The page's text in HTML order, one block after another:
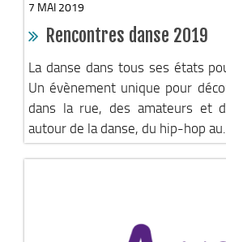
Travaillez en Matheysine
Facturation électronique
Montagne, Agriculture & Forêt
Guide des producteurs
Appel à projet Friche
7 MAI 2019
Rencontres danse 2019
La danse dans tous ses états
Un évènement unique pour
dans la rue, des amateurs et
autour de la danse, du hip-hop au...